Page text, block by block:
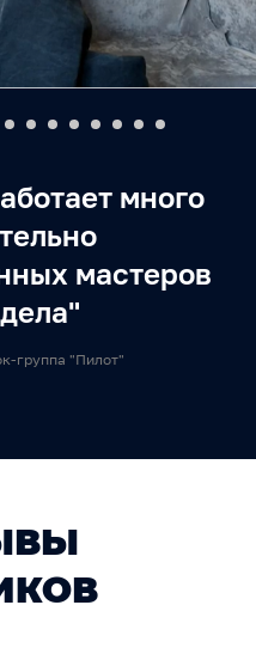
много
мастеров
группа "Пилот"